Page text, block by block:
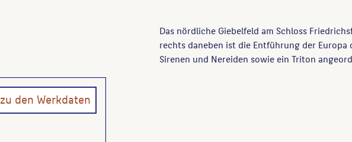
zu den Werkdaten
Das nördliche Giebelfeld am Schloss
rechts daneben ist die Entführung der
Sirenen und Nereiden sowie ein Triton